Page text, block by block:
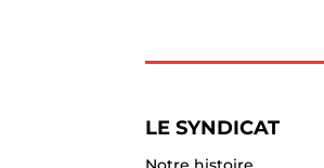
LE SYNDICAT